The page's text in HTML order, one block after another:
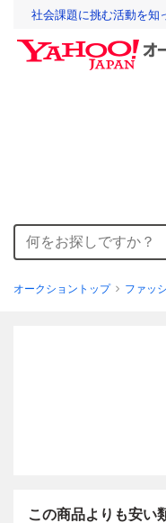
社会課題に挑む活動を知
オークショントップ ファッ
この商品よりも安い